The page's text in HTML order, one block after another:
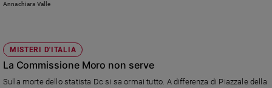
Annachiara Valle
MISTERI D'ITALIA
La Commissione Moro non serve
Sulla morte dello statista Dc si sa ormai tutto. A differenza di Piazzale della